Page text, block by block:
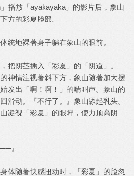
播放「ayakayaka」的影片后，象山
方的彩夏脸部。
地裸著身子躺在象山的眼前。
阴茎插入「彩夏」的「阴道」。
的神情注视著斜下方，象山随著加大摆
发出「啊！啊！」的喘叫声。象山的
滑动。『不行了。』象山舔起乳头。
山凝视「彩夏」的眼眸，使力顶高阴
』
随著快感扭动时，「彩夏」的脸忽